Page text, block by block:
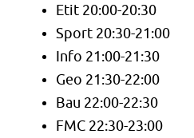
Etit 20:00-20:30
Sport 20:30-21:00
Info 21:00-21:30
Geo 21:30-22:00
Bau 22:00-22:30
FMC 22:30-23:00